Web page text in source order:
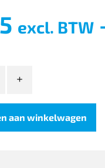
excl. BTW
Sqdrive
aan winkelwagen